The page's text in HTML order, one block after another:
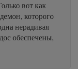
вот как
которого
нерадивая
обеспечены,